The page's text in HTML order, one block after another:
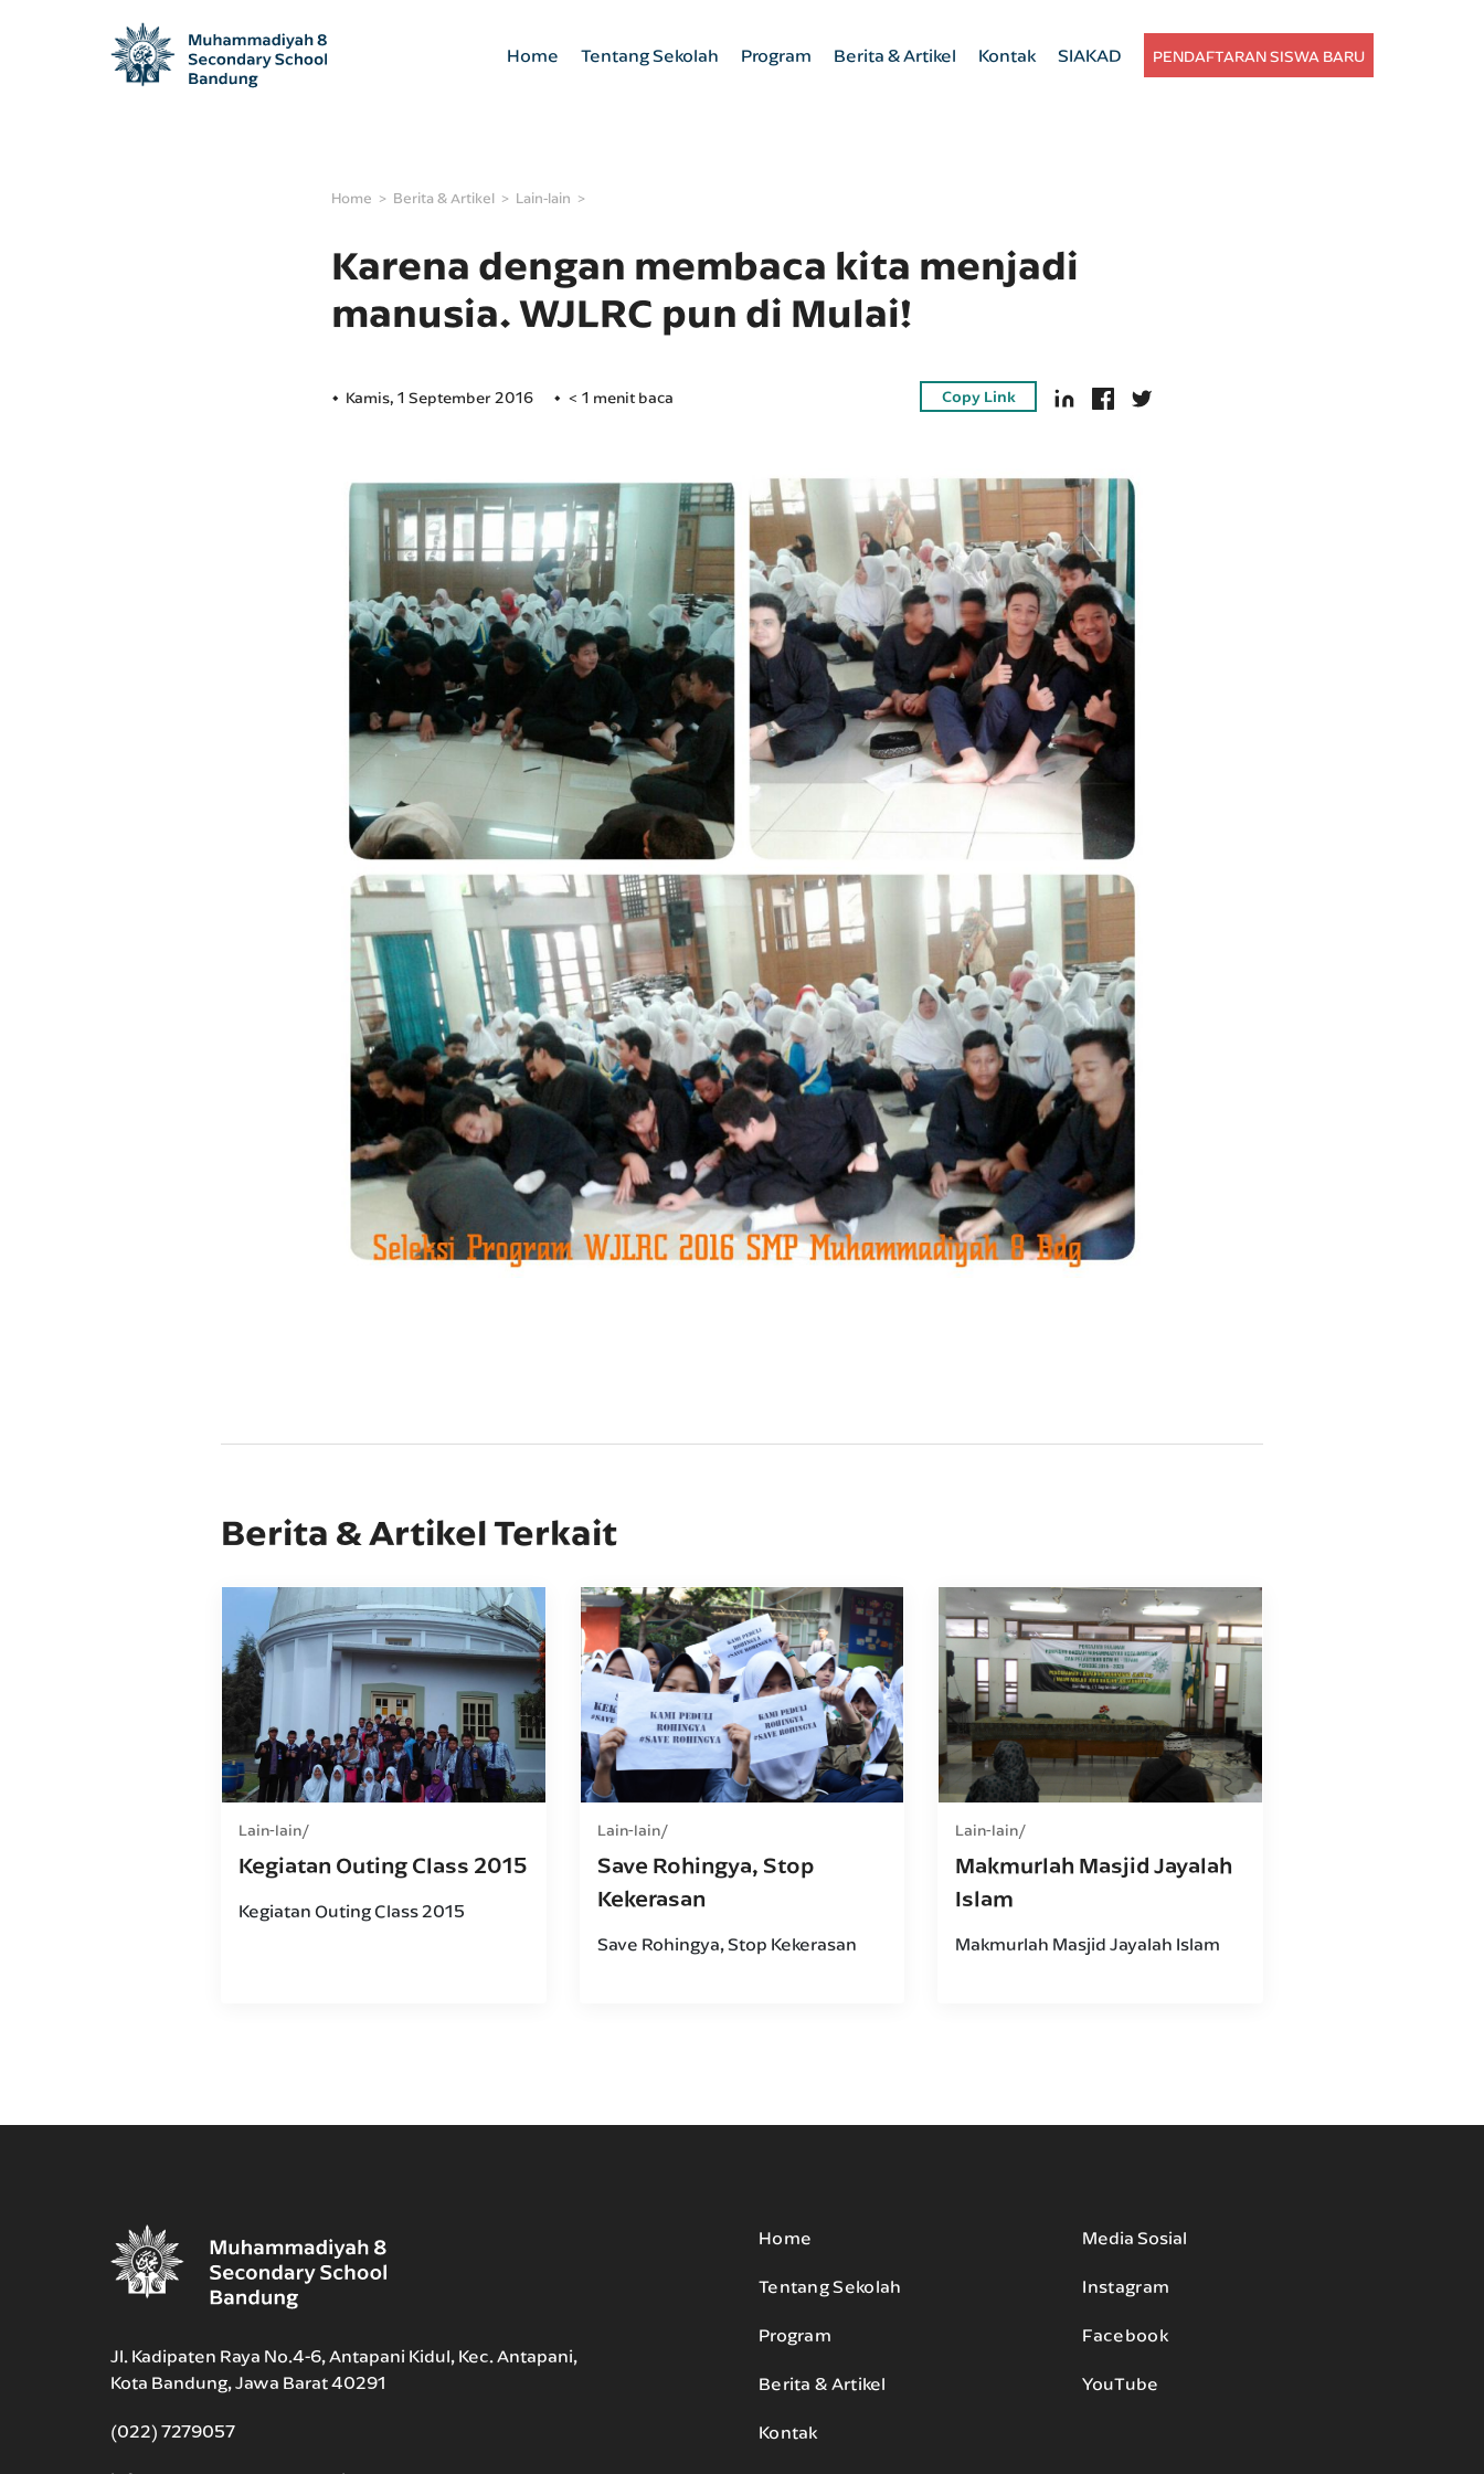
Home Tentang Sekolah Program Berita & Artikel Kontak SIAKAD PENDAFTARAN SISWA BARU
Home Berita & Artikel Lain-lain
Karena dengan membaca kita menjadi
manusia. WJLRC pun di Mulai!
Kamis, 1 September 2016 < 1 menit baca Copy Link
Berita & Artikel Terkait
Lain-lain
Kegiatan Outing Class 2015
Kegiatan Outing Class 2015
Lain-lain
Save Rohingya, Stop
Kekerasan
Save Rohingya, Stop Kekerasan
Lain-lain
Makmurlah Masjid Jayalah
Islam
Makmurlah Masjid Jayalah Islam
Jl. Kadipaten Raya No.4-6, Antapani Kidul, Kec. Antapani,
Kota Bandung, Jawa Barat 40291
(022) 7279057
Home
Tentang Sekolah
Program
Berita & Artikel
Kontak
Media Sosial
Instagram
Facebook
YouTube